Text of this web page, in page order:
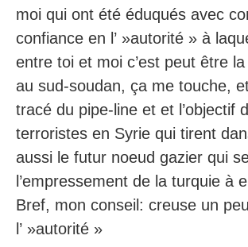
moi qui ont été éduqués avec
confiance en l’ »autorité » à
entre toi et moi c’est peut être
au sud-soudan, ça me touche,
tracé du pipe-line et et l’objectif
terroristes en Syrie qui tirent
aussi le futur noeud gazier qui
l’empressement de la turquie à
Bref, mon conseil: creuse un
l’ »autorité »